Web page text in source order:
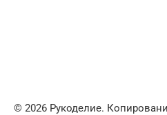
© 2026 Рукоделие.